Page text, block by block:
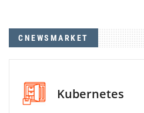
CNEWSMARKET
Kubernetes